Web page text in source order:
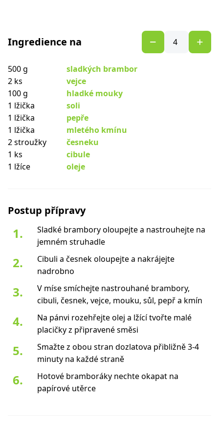
Ingredience na
500 g
sladkých brambor
2 ks
vejce
100 g
hladké mouky
1 lžička
soli
1 lžička
pepře
1 lžička
mletého kmínu
2 stroužky
česneku
1 ks
cibule
1 lžíce
oleje
Postup přípravy
Sladké brambory oloupejte a nastrouhejte na
jemném struhadle
Cibuli a česnek oloupejte a nakrájejte
nadrobno
V míse smíchejte nastrouhané brambory,
cibuli, česnek, vejce, mouku, sůl, pepř a kmín
Na pánvi rozehřejte olej a lžící tvořte malé
placičky z připravené směsi
Smažte z obou stran dozlatova přibližně 3-4
minuty na každé straně
Hotové bramboráky nechte okapat na
papírové utěrce